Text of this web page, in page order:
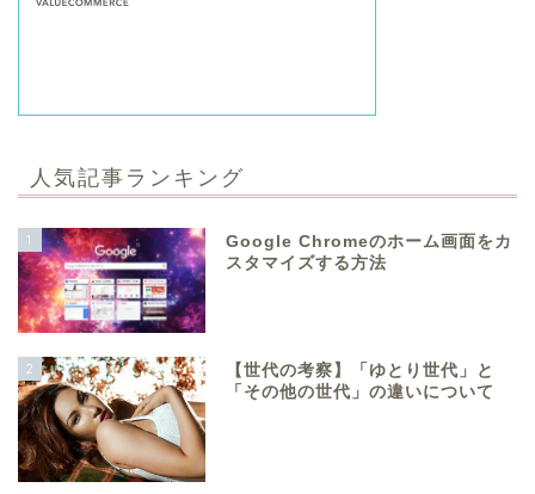
人気記事ランキング
1
Google Chromeのホーム画面をカ
スタマイズする方法
2
【世代の考察】「ゆとり世代」と
「その他の世代」の違いについて